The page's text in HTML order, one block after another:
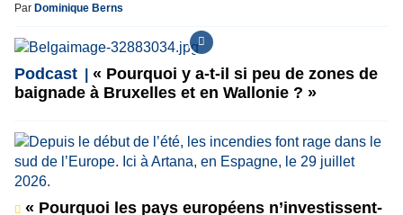
Par Dominique Berns
Podcast
« Pourquoi y a-t-il si peu de zones de
baignade à Bruxelles et en Wallonie ? »
« Pourquoi les pays européens n’investissent-